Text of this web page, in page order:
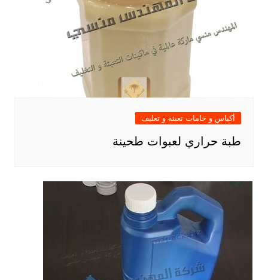
أكياس و خامات تعبئة و تغليف
طبة حراري لعبوات طحينة